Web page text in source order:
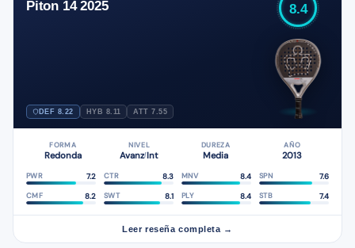
Piton 14 2025
DEF 8.22 HYB 8.11 ATT 7.55
8.4
FORMA
Redonda
NIVEL
Avanz/Int
DUREZA
Media
AÑO
2013
PWR 7.2 CTR 8.3 MNV 8.4 SPN 7.6
CMF 8.2 SWT 8.1 PLY 8.4 STB 7.4
Leer reseña completa →